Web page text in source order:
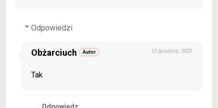
Odpowiedzi
Obżarciuch 12 grudnia, 2021
Tak